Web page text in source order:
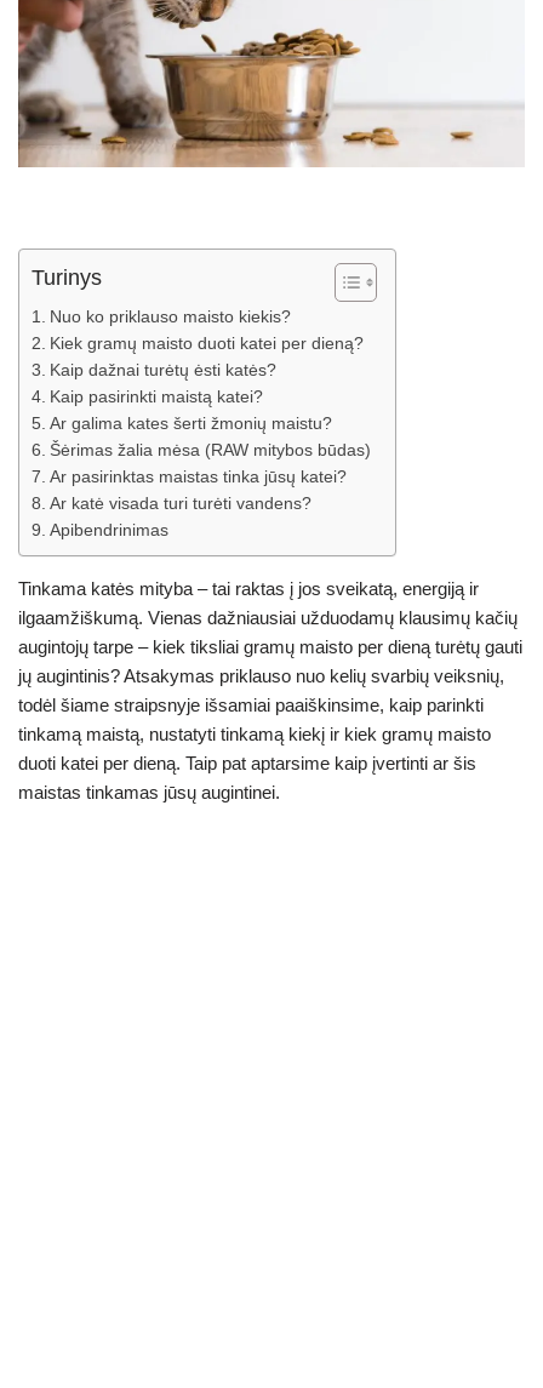
Turinys
Nuo ko priklauso maisto kiekis?
Kiek gramų maisto duoti katei per dieną?
Kaip dažnai turėtų ėsti katės?
Kaip pasirinkti maistą katei?
Ar galima kates šerti žmonių maistu?
Šėrimas žalia mėsa (RAW mitybos būdas)
Ar pasirinktas maistas tinka jūsų katei?
Ar katė visada turi turėti vandens?
Apibendrinimas
Tinkama katės mityba – tai raktas į jos sveikatą, energiją ir
ilgaamžiškumą. Vienas dažniausiai užduodamų klausimų kačių
augintojų tarpe – kiek tiksliai gramų maisto per dieną turėtų gauti
jų augintinis? Atsakymas priklauso nuo kelių svarbių veiksnių,
todėl šiame straipsnyje išsamiai paaiškinsime, kaip parinkti
tinkamą maistą, nustatyti tinkamą kiekį ir kiek gramų maisto
duoti katei per dieną. Taip pat aptarsime kaip įvertinti ar šis
maistas tinkamas jūsų augintinei.